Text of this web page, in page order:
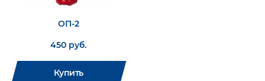
ОП-2
450 руб.
Купить